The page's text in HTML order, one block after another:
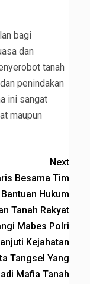
bagi
dan
tanah
penindakan
ini sangat
maupun
Next
Besama Tim
Hukum
Tanah Rakyat
Mabes Polri
Kejahatan
Tangsel Yang
Mafia Tanah